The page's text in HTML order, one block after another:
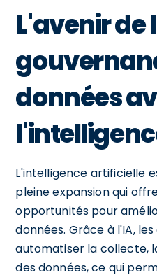
L'avenir de
données
L'intelligence artificielle
pleine expansion qui
opportunités pour
données. Grâce à l'IA,
automatiser la collecte,
des données, ce qui